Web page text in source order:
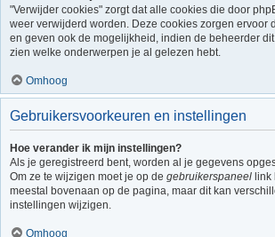
"Verwijder cookies" zorgt dat alle cookies die door
weer verwijderd worden. Deze cookies zorgen ervoor
en geven ook de mogelijkheid, indien de beheerder
zien welke onderwerpen je al gelezen hebt.
Omhoog
Gebruikersvoorkeuren en instellingen
Hoe verander ik mijn instellingen?
Als je geregistreerd bent, worden al je gegevens
Om ze te wijzigen moet je op de gebruikerspaneel
meestal bovenaan op de pagina, maar dit kan
instellingen wijzigen.
Omhoog